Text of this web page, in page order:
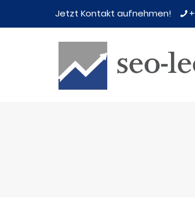
Jetzt Kontakt aufnehmen!